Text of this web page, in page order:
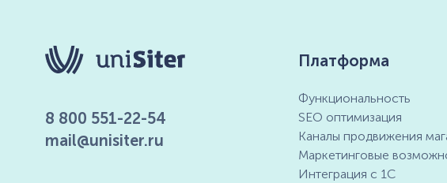
8 800 551-22-54
mail@unisiter.ru
Платформа
Функциональность
SEO оптимизация
Каналы продвижения
Маркетинговые
Интеграция с 1С